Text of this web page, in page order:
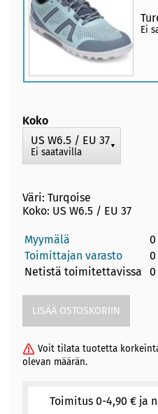
Ei
Koko
US W6.5 / EU 37
Ei saatavilla
▼
Väri: Turqoise
Koko: US W6.5 / EU 37
Myymälä
Toimittajan varasto
Netistä toimitettavissa
Voit tilata tuotetta
olevan määrän.
Toimitus 0-4,90 € ja